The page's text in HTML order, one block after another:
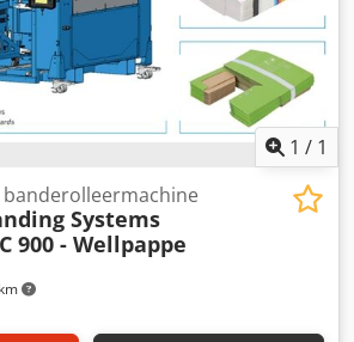
1 / 1
banderolleermachine
Systems
900 - Wellpappe